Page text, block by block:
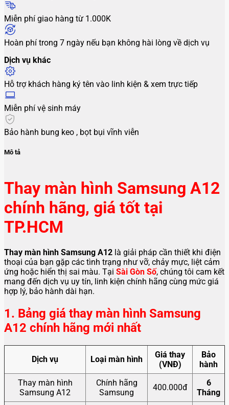
Miễn phí giao hàng từ 1.000K
Hoàn phí trong 7 ngày nếu bạn không hài lòng về dịch vụ
Dịch vụ khác
Hỗ trợ khách hàng ký tên vào linh kiện & xem trực tiếp
Miễn phí vệ sinh máy
Bảo hành bung keo , bọt bụi vĩnh viễn
Mô tả
Thay màn hình Samsung A12
chính hãng, giá tốt tại
TP.HCM
Thay màn hình Samsung A12 là giải pháp cần thiết khi điện
thoại của bạn gặp các tình trạng như vỡ, chảy mực, liệt cảm
ứng hoặc hiển thị sai màu. Tại Sài Gòn Số, chúng tôi cam kết
mang đến dịch vụ uy tín, linh kiện chính hãng cùng mức giá
hợp lý, bảo hành dài hạn.
1. Bảng giá thay màn hình Samsung
A12 chính hãng mới nhất
Dịch vụ Loại màn hình
Giá thay
(VNĐ)
Bảo
hành
Thay màn hình
Samsung A12
Chính hãng
Samsung
400.000đ
6
Tháng